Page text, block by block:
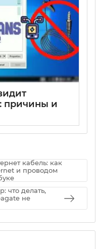
причины и
кабель: как
и проводом
что делать,
не